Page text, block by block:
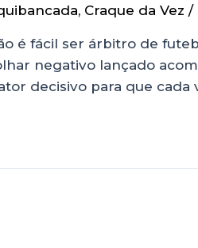
, Craque da Vez /
é fácil ser árbitro de
negativo lançado
decisivo para que cada